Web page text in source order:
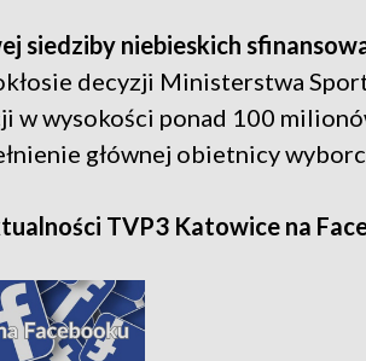
siedziby niebieskich
decyzji Ministerstwa
w wysokości ponad 100
głównej obietnicy
TVP3 Katowice na